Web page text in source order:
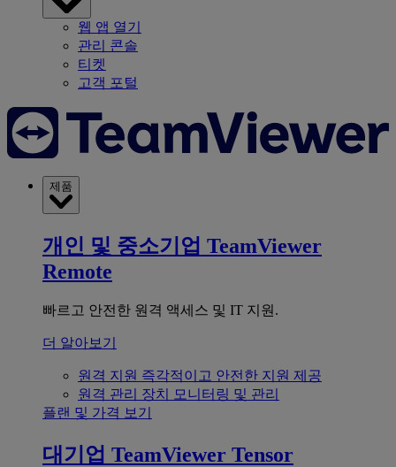
웹 앱 열기
관리 콘솔
티켓
고객 포털
제품
개인 및 중소기업 TeamViewer
Remote
빠르고 안전한 원격 액세스 및 IT 지원.
더 알아보기
원격 지원 즉각적이고 안전한 지원 제공
원격 관리 장치 모니터링 및 관리
플랜 및 가격 보기
대기업 TeamViewer Tensor